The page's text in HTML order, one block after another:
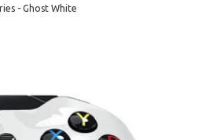
- Ghost White